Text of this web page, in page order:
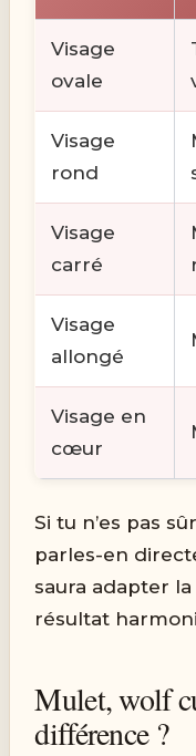
Visage
ovale
Visage
rond
Visage
carré
Visage
allongé
Visage en
cœur
Si tu n’es pas
parles-en
saura adapter
résultat
Mulet, wolf
différence ?